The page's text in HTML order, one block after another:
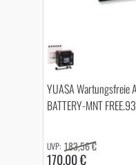
YUASA Wartungsfreie
BATTERY-MNT
170,00 €
183,56 €